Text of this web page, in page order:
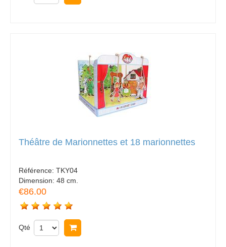
Théâtre de Marionnettes et 18 marionnettes
Référence: TKY04
Dimension: 48 cm.
€86.00
Qté